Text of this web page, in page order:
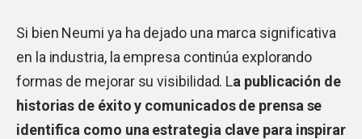
Si bien Neumi ya ha dejado una marca significativa
en la industria, la empresa continúa explorando
formas de mejorar su visibilidad. La publicación de
historias de éxito y comunicados de prensa se
identifica como una estrategia clave para inspirar